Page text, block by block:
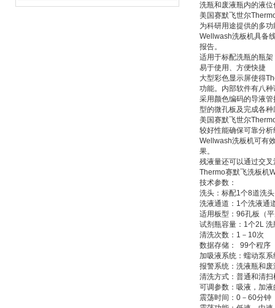
洗瓶和废液瓶内的液
美国赛默飞世尔
为科研用途提供的多
Wellwash洗板机具备
报告。
适用于标配洗瓶的瓶
易于使用、方便快捷
大型彩色显示屏使得
功能。内部软件有八
采用颜色编码的导液
型的微孔板及完成各种
美国赛默飞世尔
较好性能确保可靠分析
Wellwash洗板机可有
果。
残液量还可以通过交
Thermo赛默飞洗板机
技术参数：
洗头：标配1个8道洗
洗液通道：1个洗液通
适用板型：96孔板（
试剂瓶容量：1个2L
清洗次数：1－10次
数据存储： 99个程序
加吸液系统：蠕动泵
报警系统：洗液瓶和
清洗方式：普通和清扫
可调参数：吸液，加
震荡时间：0－60分钟